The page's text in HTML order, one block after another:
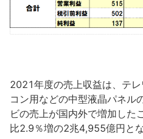
2021年度の売上収益は、テ
コン用などの中型液晶パネル
ビの売上が国内外で増加した
比2.9％増の2兆4,955億円とな